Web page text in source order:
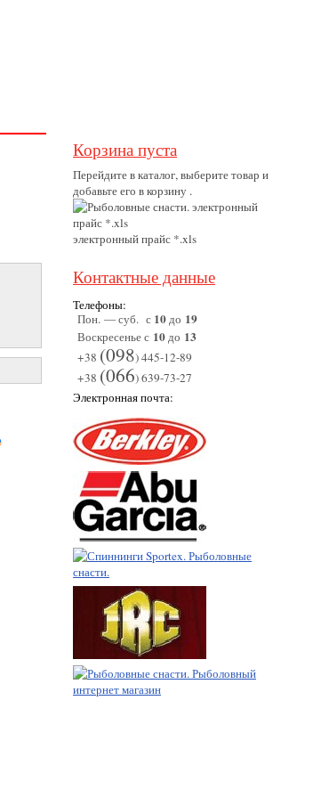
Корзина пуста
Перейдите в каталог, выберите товар и
добавьте его в корзину .
электронный прайс *.xls
Контактные данные
Телефоны:
Пон. — суб. с 10до 19
Воскресенье с 10до 13
+38 (098) 445-12-89
+38 (066) 639-73-27
Электронная почта: